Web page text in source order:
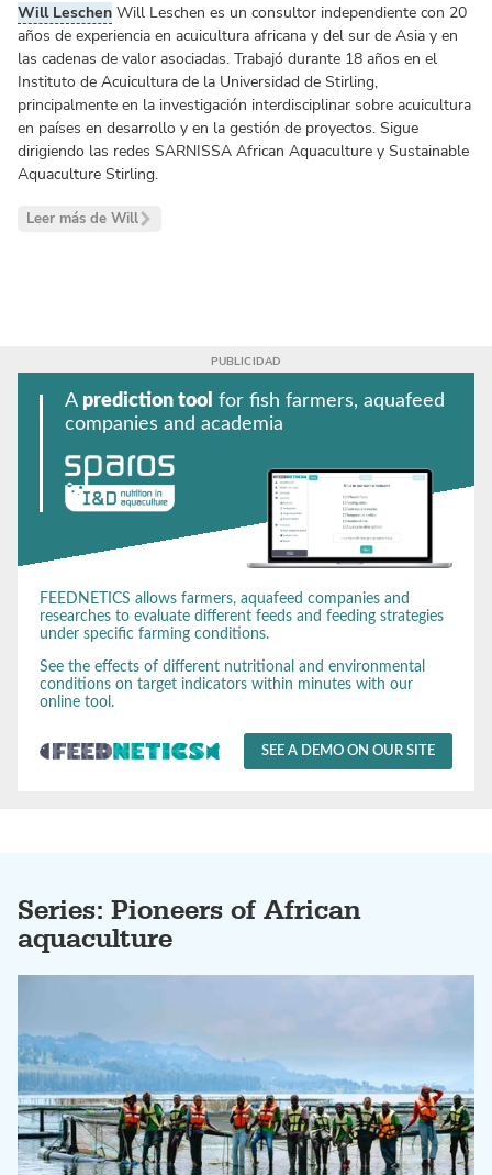
Will Leschen Will Leschen es un consultor independiente con 20
años de experiencia en acuicultura africana y del sur de Asia y en
las cadenas de valor asociadas. Trabajó durante 18 años en el
Instituto de Acuicultura de la Universidad de Stirling,
principalmente en la investigación interdisciplinar sobre acuicultura
en países en desarrollo y en la gestión de proyectos. Sigue
dirigiendo las redes SARNISSA African Aquaculture y Sustainable
Aquaculture Stirling.
Leer más de Will
A prediction tool for fish farmers, aquafeed
companies and academia
FEEDNETICS allows farmers, aquafeed companies and
researches to evaluate different feeds and feeding strategies
under specific farming conditions.
See the effects of different nutritional and environmental
conditions on target indicators within minutes with our
online tool.
SEE A DEMO ON OUR SITE
Series: Pioneers of African
aquaculture